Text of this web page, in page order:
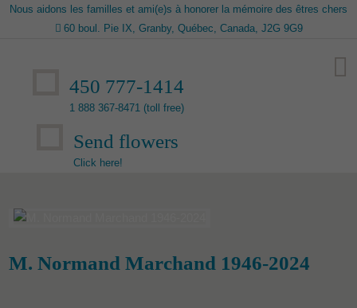
Nous aidons les familles et ami(e)s à honorer la mémoire des êtres chers
60 boul. Pie IX, Granby, Québec, Canada, J2G 9G9
450 777-1414
1 888 367-8471 (toll free)
Send flowers
Click here!
M. Normand Marchand 1946-2024